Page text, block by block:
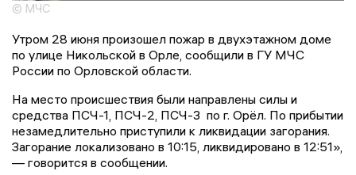
© МЧС
Утром 28 июня произошел пожар в двухэтажном доме
по улице Никольской в Орле, сообщили в ГУ МЧС
России по Орловской области.
На место происшествия были направлены силы и
средства ПСЧ-1, ПСЧ-2, ПСЧ-3 по г. Орёл. По прибытии
незамедлительно приступили к ликвидации загорания.
Загорание локализовано в 10:15, ликвидировано в 12:51»,
— говорится в сообщении.